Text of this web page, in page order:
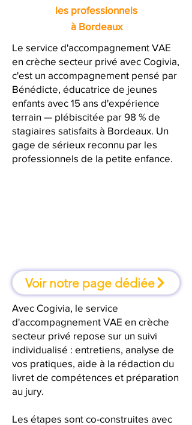
les professionnels
à Bordeaux
Le service d'accompagnement VAE
en crèche secteur privé avec Cogivia,
c'est un accompagnement pensé par
Bénédicte, éducatrice de jeunes
enfants avec 15 ans d'expérience
terrain — plébiscitée par 98 % de
stagiaires satisfaits à Bordeaux. Un
gage de sérieux reconnu par les
professionnels de la petite enfance.
Voir notre page dédiée
Avec Cogivia, le service
d'accompagnement VAE en crèche
secteur privé repose sur un suivi
individualisé : entretiens, analyse de
vos pratiques, aide à la rédaction du
livret de compétences et préparation
au jury.
Les étapes sont co-construites avec